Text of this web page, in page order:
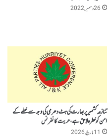
26 دسمبر, 2022
تنازعہ کشمیر پر بھارت کی ہٹ دھرمی کی وجہ سے خطے کے
امن کو خطرہ لاحق ہے ، حریت کانفرنس
11 مارچ, 2026